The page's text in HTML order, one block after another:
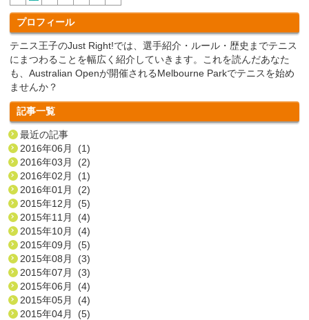
プロフィール
テニス王子のJust Right!では、選手紹介・ルール・歴史までテニス
にまつわることを幅広く紹介していきます。これを読んだあなた
も、Australian Openが開催されるMelbourne Parkでテニスを始め
ませんか？
記事一覧
最近の記事
2016年06月 (1)
2016年03月 (2)
2016年02月 (1)
2016年01月 (2)
2015年12月 (5)
2015年11月 (4)
2015年10月 (4)
2015年09月 (5)
2015年08月 (3)
2015年07月 (3)
2015年06月 (4)
2015年05月 (4)
2015年04月 (5)